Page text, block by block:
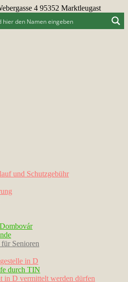
4 95352 Marktleugast
und Schutzgebühr
Senioren
in D
durch TIN
in D vermittelt werden dürfen